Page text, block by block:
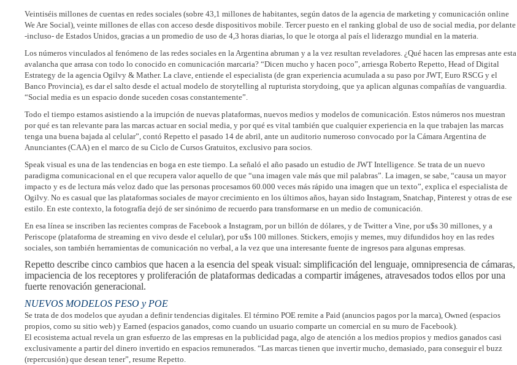
Veintiséis millones de cuentas en redes sociales (sobre 43,1 millones de habitantes, según datos de la agencia de marketing y comunicación online
We Are Social), veinte millones de ellas con acceso desde dispositivos mobile. Tercer puesto en el ranking global de uso de social media, por delante
-incluso- de Estados Unidos, gracias a un promedio de uso de 4,3 horas diarias, lo que le otorga al país el liderazgo mundial en la materia.
Los números vinculados al fenómeno de las redes sociales en la Argentina abruman y a la vez resultan reveladores. ¿Qué hacen las empresas ante esta
avalancha que arrasa con todo lo conocido en comunicación marcaria? “Dicen mucho y hacen poco”, arriesga Roberto Repetto, Head of Digital
Estrategy de la agencia Ogilvy & Mather. La clave, entiende el especialista (de gran experiencia acumulada a su paso por JWT, Euro RSCG y el
Banco Provincia), es dar el salto desde el actual modelo de storytelling al rupturista storydoing, que ya aplican algunas compañías de vanguardia.
“Social media es un espacio donde suceden cosas constantemente”.
Todo el tiempo estamos asistiendo a la irrupción de nuevas plataformas, nuevos medios y modelos de comunicación. Estos números nos muestran
por qué es tan relevante para las marcas actuar en social media, y por qué es vital también que cualquier experiencia en la que trabajen las marcas
tenga una buena bajada al celular”, contó Repetto el pasado 14 de abril, ante un auditorio numeroso convocado por la Cámara Argentina de
Anunciantes (CAA) en el marco de su Ciclo de Cursos Gratuitos, exclusivo para socios.
Speak visual es una de las tendencias en boga en este tiempo. La señaló el año pasado un estudio de JWT Intelligence. Se trata de un nuevo
paradigma comunicacional en el que recupera valor aquello de que “una imagen vale más que mil palabras”. La imagen, se sabe, “causa un mayor
impacto y es de lectura más veloz dado que las personas procesamos 60.000 veces más rápido una imagen que un texto”, explica el especialista de
Ogilvy. No es casual que las plataformas sociales de mayor crecimiento en los últimos años, hayan sido Instagram, Snatchap, Pinterest y otras de ese
estilo. En este contexto, la fotografía dejó de ser sinónimo de recuerdo para transformarse en un medio de comunicación.
En esa línea se inscriben las recientes compras de Facebook a Instagram, por un billón de dólares, y de Twitter a Vine, por u$s 30 millones, y a
Periscope (plataforma de streaming en vivo desde el celular), por u$s 100 millones. Stickers, emojis y memes, muy difundidos hoy en las redes
sociales, son también herramientas de comunicación no verbal, a la vez que una interesante fuente de ingresos para algunas empresas.
Repetto describe cinco cambios que hacen a la esencia del speak visual: simplificación del lenguaje, omnipresencia de cámaras,
impaciencia de los receptores y proliferación de plataformas dedicadas a compartir imágenes, atravesados todos ellos por una
fuerte renovación generacional.
NUEVOS MODELOS PESO y POE
Se trata de dos modelos que ayudan a definir tendencias digitales. El término POE remite a Paid (anuncios pagos por la marca), Owned (espacios
propios, como su sitio web) y Earned (espacios ganados, como cuando un usuario comparte un comercial en su muro de Facebook).
El ecosistema actual revela un gran esfuerzo de las empresas en la publicidad paga, algo de atención a los medios propios y medios ganados casi
exclusivamente a partir del dinero invertido en espacios remunerados. “Las marcas tienen que invertir mucho, demasiado, para conseguir el buzz
(repercusión) que desean tener”, resume Repetto.